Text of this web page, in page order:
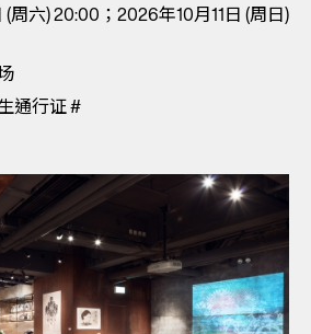
周六) 20:00；2026年10月11日 (周日)
通行证 #